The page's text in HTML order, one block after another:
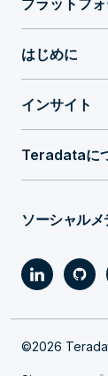
プラットフ
はじめに
インサイト
Teradataに
ソーシャルメ
©2026